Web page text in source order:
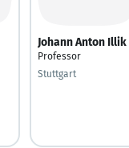
Johann Anton Illik
Professor
Stuttgart